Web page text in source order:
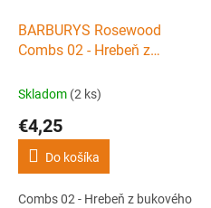
BARBURYS Rosewood
Combs 02 - Hrebeň z
Skladom (2 ks)
€4,25
Do košíka
Combs 02 - Hrebeň z bukového